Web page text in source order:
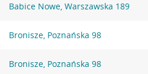
Babice Nowe, Warszawska 189
Bronisze, Poznańska 98
Bronisze, Poznańska 98